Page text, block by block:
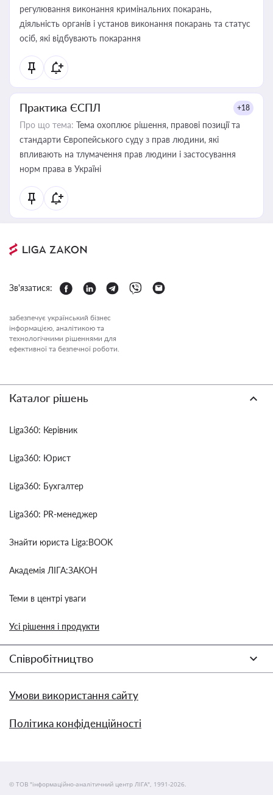
регулювання виконання кримінальних покарань,
діяльність органів і установ виконання покарань та статус
осіб, які відбувають покарання
Практика ЄСПЛ +18
Про що тема: Тема охоплює рішення, правові позиції та
стандарти Європейського суду з прав людини, які
впливають на тлумачення прав людини і застосування
норм права в Україні
Зв'язатися:
забезпечує український бізнес
інформацією, аналітикою та
технологічними рішеннями для
ефективної та безпечної роботи.
Каталог рішень
Liga360: Керівник
Liga360: Юрист
Liga360: Бухгалтер
Liga360: PR-менеджер
Знайти юриста Liga:BOOK
Академія ЛІГА:ЗАКОН
Теми в центрі уваги
Усі рішення і продукти
Співробітництво
Умови використання сайту
Політика конфіденційності
© ТОВ "інформаційно-аналітичний центр ЛІГА", 1991-2026.